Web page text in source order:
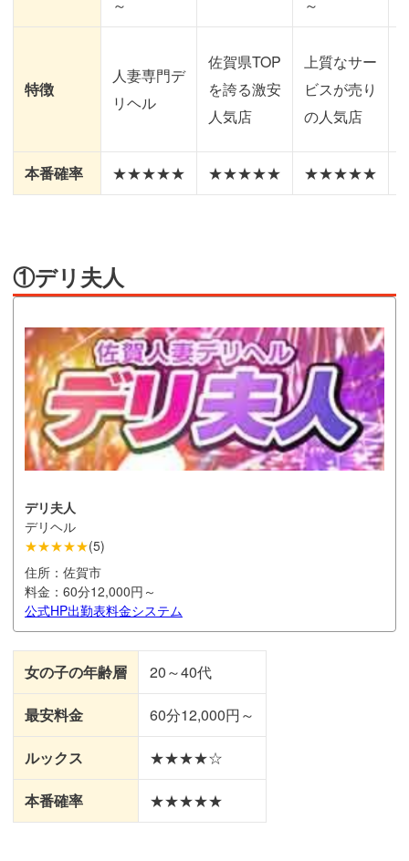
～ ～
特徴
人妻専門デ
リヘル
佐賀県TOP
を誇る激安
人気店
上質なサー
ビスが売り
の人気店
本番確率 ★★★★★ ★★★★★ ★★★★★
①デリ夫人
デリ夫人
デリヘル
★★★★★(5)
住所： 佐賀市
料金： 60分12,000円～
公式HP出勤表料金システム
女の子の年齢層 20～40代
最安料金 60分12,000円～
ルックス ★★★★☆
本番確率 ★★★★★